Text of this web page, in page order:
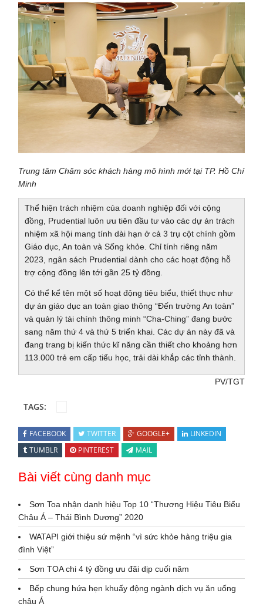
Trung tâm Chăm sóc khách hàng mô hình mới tại TP. Hồ Chí
Minh
Thể hiện trách nhiệm của doanh nghiệp đối với cộng
đồng, Prudential luôn ưu tiên đầu tư vào các dự án trách
nhiệm xã hội mang tính dài hạn ở cả 3 trụ cột chính gồm
Giáo dục, An toàn và Sống khỏe. Chỉ tính riêng năm
2023, ngân sách Prudential dành cho các hoạt động hỗ
trợ cộng đồng lên tới gần 25 tỷ đồng.
Có thể kể tên một số hoạt động tiêu biểu, thiết thực như
dự án giáo dục an toàn giao thông “Đến trường An toàn”
và quản lý tài chính thông minh “Cha-Ching” đang bước
sang năm thứ 4 và thứ 5 triển khai. Các dự án này đã và
đang trang bị kiến thức kĩ năng cần thiết cho khoảng hơn
113.000 trẻ em cấp tiểu học, trải dài khắp các tỉnh thành.
PV/TGT
TAGS:
FACEBOOK TWITTER GOOGLE+
LINKEDIN
TUMBLR
PINTEREST MAIL
Bài viết cùng danh mục
Sơn Toa nhận danh hiệu Top 10 “Thương Hiệu Tiêu Biểu
Châu Á – Thái Bình Dương” 2020
WATAPI giới thiệu sứ mệnh “vì sức khỏe hàng triệu gia
đình Việt”
Sơn TOA chi 4 tỷ đồng ưu đãi dịp cuối năm
Bếp chung hứa hẹn khuấy động ngành dịch vụ ăn uống
châu Á